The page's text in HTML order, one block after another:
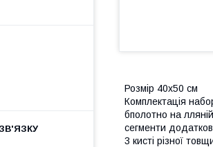
Розмір 40x50 см
Комплектація
бполотно на
сегменти
3 кисті різної